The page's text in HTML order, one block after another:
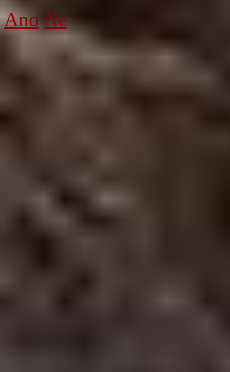
Ano Ne